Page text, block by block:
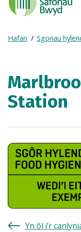
Standards
Agency
Frontpage
Breadcrumb
Expand
breadcrumb
Hafan Sgoriau
Station
Yn ôl i’r